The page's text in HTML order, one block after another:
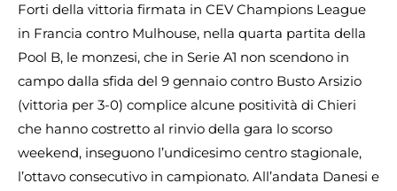
Forti della vittoria firmata in CEV Champions League
in Francia contro Mulhouse, nella quarta partita della
Pool B, le monzesi, che in Serie A1 non scendono in
campo dalla sfida del 9 gennaio contro Busto Arsizio
(vittoria per 3-0) complice alcune positività di Chieri
che hanno costretto al rinvio della gara lo scorso
weekend, inseguono l’undicesimo centro stagionale,
l’ottavo consecutivo in campionato. All’andata Danesi e